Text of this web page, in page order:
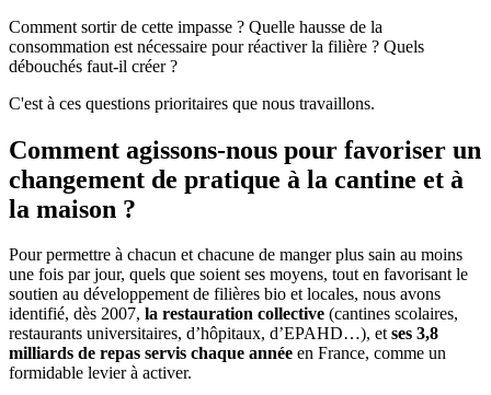
Comment sortir de cette impasse ? Quelle hausse de la
consommation est nécessaire pour réactiver la filière ? Quels
débouchés faut-il créer ?
C'est à ces questions prioritaires que nous travaillons.
Comment agissons-nous pour favoriser un
changement de pratique à la cantine et à
la maison ?
Pour permettre à chacun et chacune de manger plus sain au moins
une fois par jour, quels que soient ses moyens, tout en favorisant le
soutien au développement de filières bio et locales, nous avons
identifié, dès 2007, la restauration collective (cantines scolaires,
restaurants universitaires, d’hôpitaux, d’EPAHD…), etses 3,8
milliards de repas servis chaque année en France, comme un
formidable levier à activer.